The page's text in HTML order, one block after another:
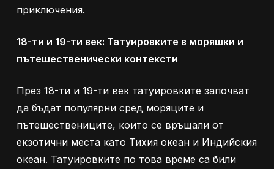
приключения.
18-ти и 19-ти век: Татуировките в моряшки и
пътешественически контексти
През 18-ти и 19-ти век татуировките започват
да бъдат популярни сред моряците и
пътешествениците, които се връщали от
екзотични места като Тихия океан и Индийския
океан. Татуировките по това време са били